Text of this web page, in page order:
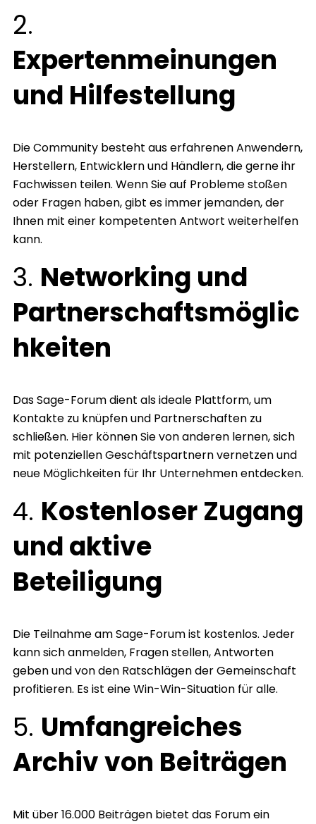
2.
Expertenmeinungen
und Hilfestellung
Die Community besteht aus erfahrenen Anwendern,
Herstellern, Entwicklern und Händlern, die gerne ihr
Fachwissen teilen. Wenn Sie auf Probleme stoßen
oder Fragen haben, gibt es immer jemanden, der
Ihnen mit einer kompetenten Antwort weiterhelfen
kann.
3. Networking und
Partnerschaftsmöglic
hkeiten
Das Sage-Forum dient als ideale Plattform, um
Kontakte zu knüpfen und Partnerschaften zu
schließen. Hier können Sie von anderen lernen, sich
mit potenziellen Geschäftspartnern vernetzen und
neue Möglichkeiten für Ihr Unternehmen entdecken.
4. Kostenloser Zugang
und aktive
Beteiligung
Die Teilnahme am Sage-Forum ist kostenlos. Jeder
kann sich anmelden, Fragen stellen, Antworten
geben und von den Ratschlägen der Gemeinschaft
profitieren. Es ist eine Win-Win-Situation für alle.
5. Umfangreiches
Archiv von Beiträgen
Mit über 16.000 Beiträgen bietet das Forum ein